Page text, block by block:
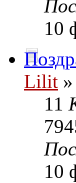
10
Lilit
11
10